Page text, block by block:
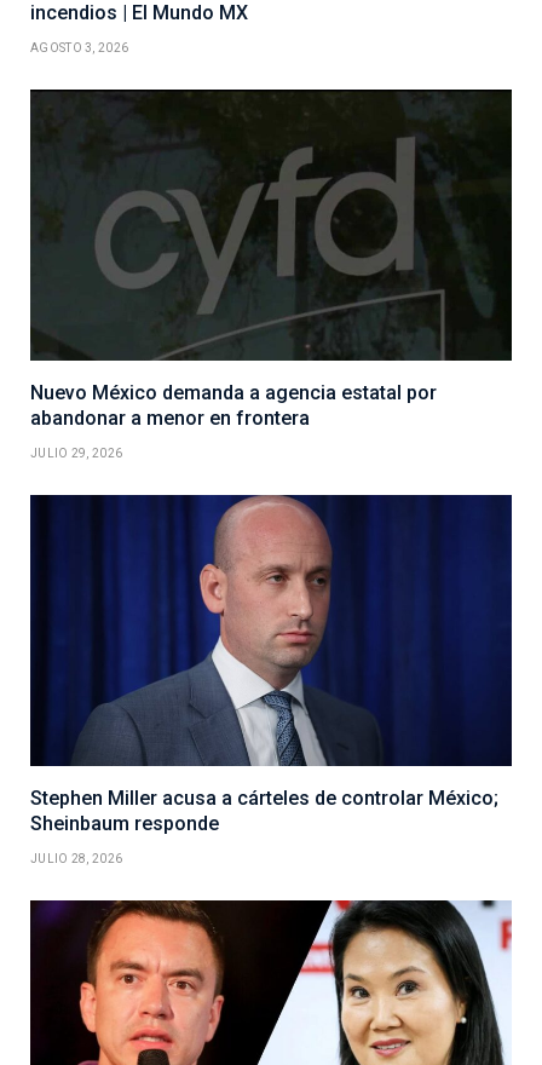
incendios | El Mundo MX
AGOSTO 3, 2026
Nuevo México demanda a agencia estatal por
abandonar a menor en frontera
JULIO 29, 2026
Stephen Miller acusa a cárteles de controlar México;
Sheinbaum responde
JULIO 28, 2026